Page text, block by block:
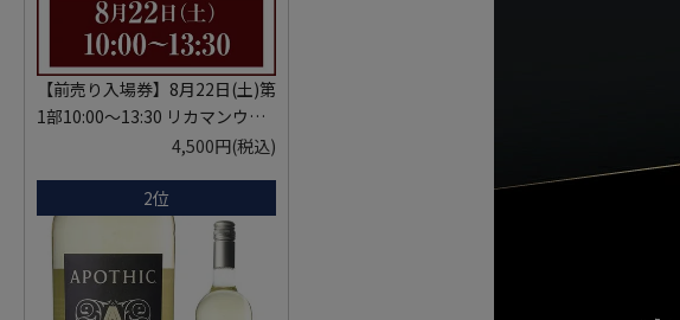
【前売り入場券】8月22日(土)第
1部10:00～13:30 リカマンウイ
スキーメッセ in京都 2026 1枚
中旬】にメールにて配信予定
※代引き決済不可
4,500円(税込)
2位